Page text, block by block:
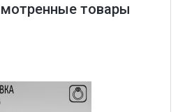
товары